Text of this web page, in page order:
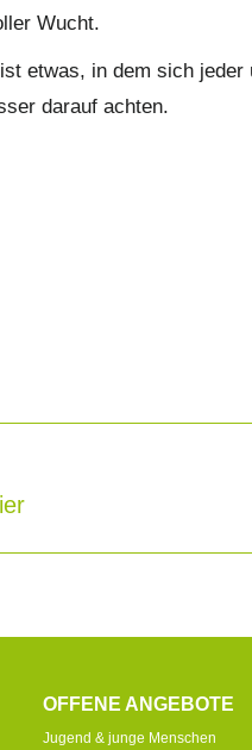
Wucht.
etwas, in dem sich jeder
darauf achten.
OFFENE ANGEBOTE
Jugend & junge Menschen